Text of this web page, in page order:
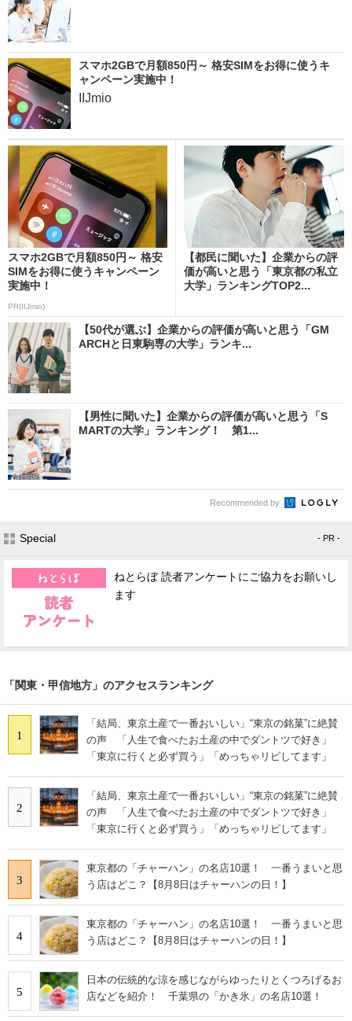
スマホ2GBで月額850円～ 格安SIMをお得に使うキ
ャンペーン実施中！
IIJmio
スマホ2GBで月額850円～ 格安
SIMをお得に使うキャンペーン
実施中！
PR(IIJmio)
【都民に聞いた】企業からの評
価が高いと思う「東京都の私立
大学」ランキングTOP2...
【50代が選ぶ】企業からの評価が高いと思う「GM
ARCHと日東駒専の大学」ランキ...
【男性に聞いた】企業からの評価が高いと思う「S
MARTの大学」ランキング！ 第1...
Recommended by
Special - PR -
ねとらぼ 読者アンケートにご協力をお願いし
ます
「関東・甲信地方」のアクセスランキング
1
「結局、東京土産で一番おいしい」“東京の銘菓”に絶賛
の声 「人生で食べたお土産の中でダントツで好き」
「東京に行くと必ず買う」「めっちゃリピしてます」
2
「結局、東京土産で一番おいしい」“東京の銘菓”に絶賛
の声 「人生で食べたお土産の中でダントツで好き」
「東京に行くと必ず買う」「めっちゃリピしてます」
3
東京都の「チャーハン」の名店10選！ 一番うまいと思
う店はどこ？【8月8日はチャーハンの日！】
4
東京都の「チャーハン」の名店10選！ 一番うまいと思
う店はどこ？【8月8日はチャーハンの日！】
5
日本の伝統的な涼を感じながらゆったりとくつろげるお
店などを紹介！ 千葉県の「かき氷」の名店10選！